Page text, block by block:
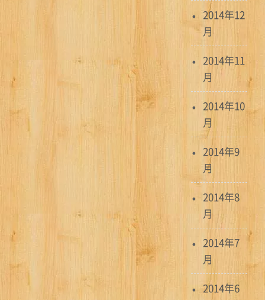
2014年12
月
2014年11
月
2014年10
月
2014年9
月
2014年8
月
2014年7
月
2014年6